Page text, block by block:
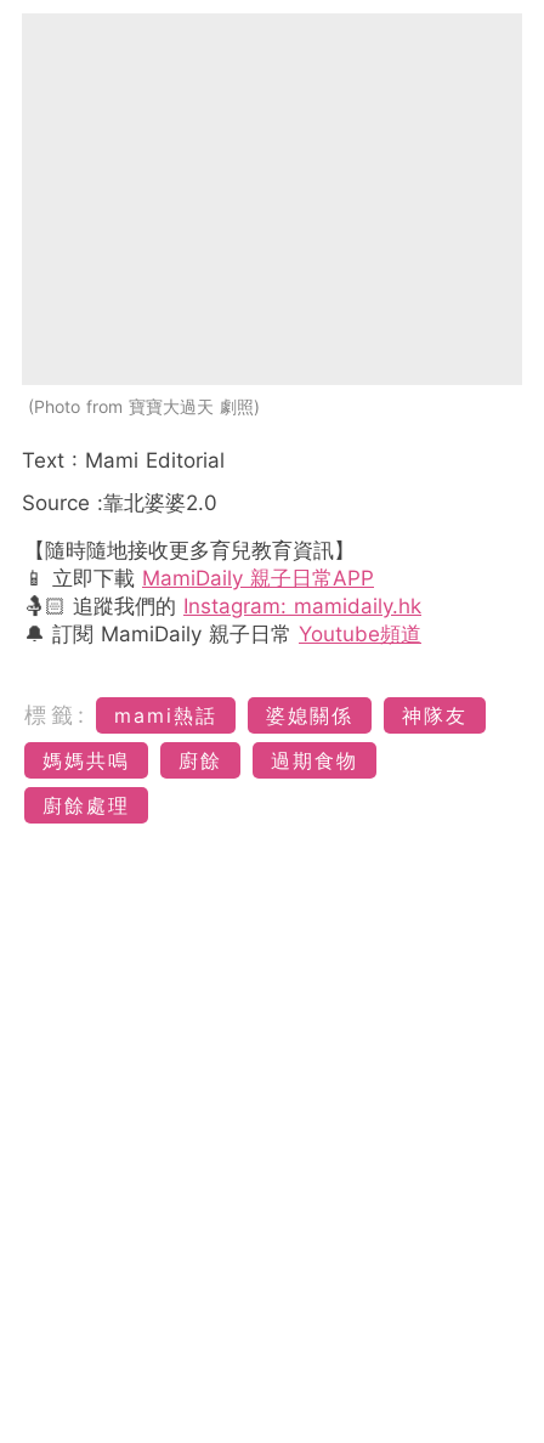
Photo from 寶寶大過天 劇照
Text : Mami Editorial
Source :靠北婆婆2.0
【隨時隨地接收更多育兒教育資訊】
📱 立即下載 MamiDaily 親子日常APP
🤱🏻 追蹤我們的 Instagram: mamidaily.hk
🔔 訂閱 MamiDaily 親子日常 Youtube頻道
標籤: mami熱話 婆媳關係
神隊友
媽媽共鳴
廚餘
過期食物
廚餘處理